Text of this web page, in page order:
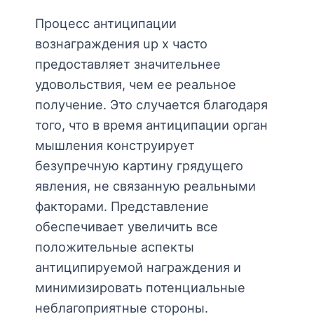
Процесс антиципации
вознаграждения up x часто
предоставляет значительнее
удовольствия, чем ее реальное
получение. Это случается благодаря
того, что в время антиципации орган
мышления конструирует
безупречную картину грядущего
явления, не связанную реальными
факторами. Представление
обеспечивает увеличить все
положительные аспекты
антиципируемой награждения и
минимизировать потенциальные
неблагоприятные стороны.